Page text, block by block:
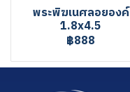
พระพิฆเนศลอยองค์
1.8x4.5
฿888